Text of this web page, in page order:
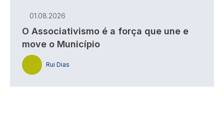
01.08.2026
O Associativismo é a força que une e
move o Município
Rui Dias